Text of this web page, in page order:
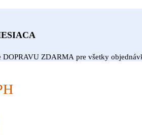
DOPRAVU ZDARMA pre všetky